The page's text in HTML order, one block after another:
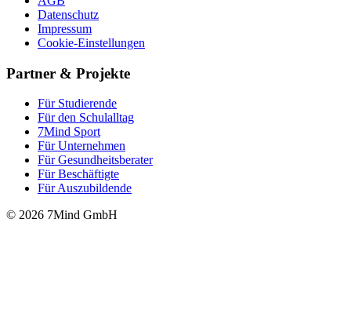
Datenschutz
Impressum
Cookie-Einstellungen
Partner & Projekte
Für Stu­die­rende
Für den Schulalltag
7Mind Sport
Für Unter­neh­men
Für Gesund­heits­be­ra­ter
Für Beschäftigte
Für Auszubildende
© 2026 7Mind GmbH